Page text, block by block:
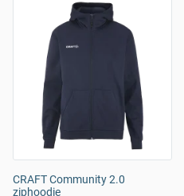
CRAFT Community 2.0
ziphoodie